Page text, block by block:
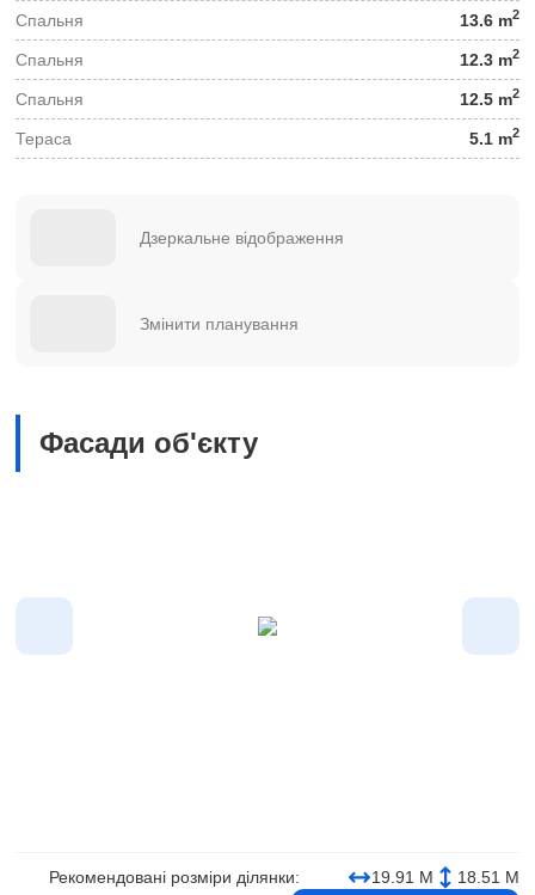
Спальня 13.6 m2
Спальня 12.3 m2
Спальня 12.5 m2
Тераса 5.1 m2
Дзеркальне відображення
Змінити планування
Фасади об'єкту
Рекомендовані розміри ділянки: 19.91 М
18.51 М